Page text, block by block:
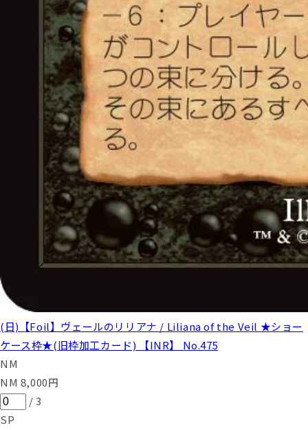
(日)【Foil】ヴェールのリリアナ / Liliana of the Veil ★ショー
ケース枠★(旧枠加工カード) 【INR】 No.475
NM
NM 8,000円
/3
SP